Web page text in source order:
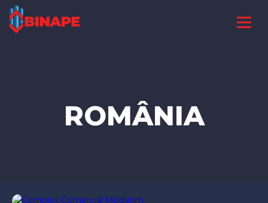
ROMÂNIA